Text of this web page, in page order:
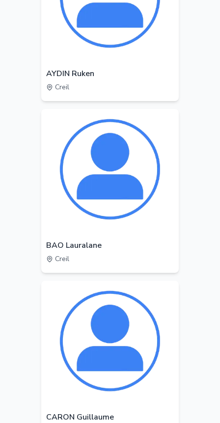
AYDIN Ruken
Creil
BAO Lauralane
Creil
CARON Guillaume